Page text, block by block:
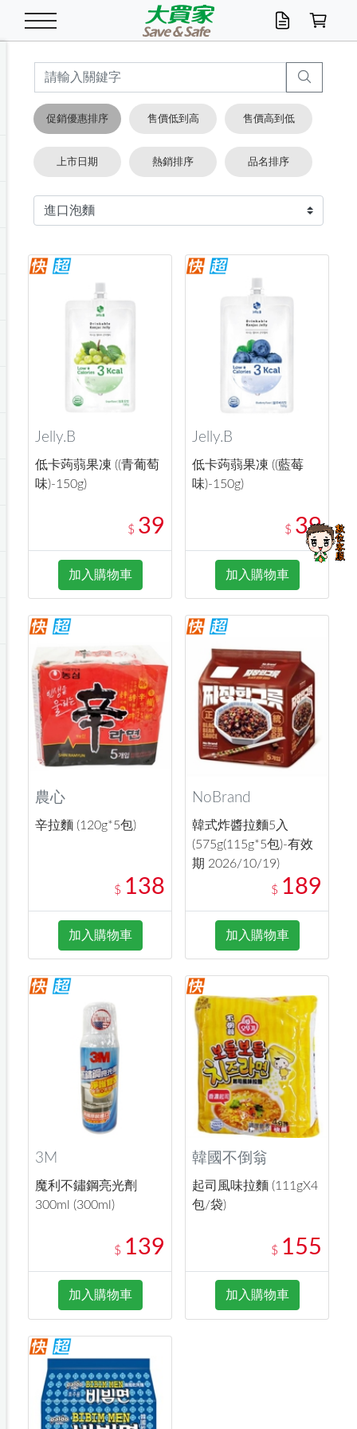
米/五穀/濃湯 米/糙米
五穀/南北貨
湯類/湯塊
油/調味料
食用油
醬油.油膏.蠔油
泡麵 / 麵條
包麵
碗麵/義大利麵
麵條/快煮麵/米粉
魚罐
醬菜/玉米罐
點心罐
休閒零嘴 初一十五拜拜懶
零嘴
堅果/海苔
美味餅乾
餅乾
糕餅/點心
糖果/巧克力
糖果/蜜餞/果凍
巧克力
茶飲料
果汁咖啡
碳酸/礦泉水
機能飲料
箱購飲料
養生保健/常備品 雞精/飲品
機能保健
▶保健品牌推薦
奶粉/穀麥片
奶粉
麥片/玉米片
沖調穀粉/隨手包
特色茶品
綠茶
紅茶
奶茶/花草茶
黑糖桂圓/蜂蜜醋
即溶咖啡
咖啡豆/粉/濾掛
可可/糖/奶精
沐浴乳香皂 沐浴乳
香皂/洗手乳
美髮造型
洗髮/護髮
造型髮品
口腔清潔
牙 刷
牙膏/漱口水
潔顏產品
卸妝/粉刺調理
開架/身體保養
臉部保養
面/眼膜
鍋具/飲水/廚房 鍋具/餐具
保鮮/微波
掃除用具/照明/五金
掃除/清潔用具
洗衣/曬衣用具
電池/延長線
修繕/五金/祭祀
傢飾/收納/衛浴
寢具/家具
收納用品
衛浴/毛巾
寵物食品
寵物清潔/百貨
衛生紙/濕巾 抽取衛生紙/濕巾
廚房紙巾/平版/
箱購免運區
衣物清潔
洗衣精
洗衣粉/皂
漂白水/柔軟精
居家清潔
廚房/餐具清潔
浴廁/水管清潔
居家清潔/除濕芳
衛生棉
成人/嬰兒紙尿褲
箱購免運區
嬰兒尿布
成人紙尿褲
廚房家電 料理鍋具
烤箱/微波/電磁爐
快煮壺/烘碗機
季節家電
除濕/清淨機
風扇/防蚊家電
生活家電
除塵家電
美容家電
電腦周邊
數位週邊
手機/平板周邊
文具/辦公用品 文具用品
辦公文具/收納
玩具/擺設小物
汽機車百貨
機車/腳踏車百貨
汽車百貨
休閒/運動
戶外/休閒用品
健身/按摩/瑜珈
測量/護具/其他
服飾內著
配件
男/女/機能包
冷凍免運 生鮮食品
調理食品
箱購免運
食品免運
清潔用品免運
居家/汽百用品
主題專區
季節活動
店長推薦
這夏不怕熱
促銷優惠排序 售價低到高 售價高到低
上市日期 熱銷排序 品名排序
Jelly.B
低卡蒟蒻果凍 ((青葡萄
味)-150g)
$ 39
加入購物車
Jelly.B
低卡蒟蒻果凍 ((藍莓
味)-150g)
$ 39
加入購物車
農心
辛拉麵 (120g*5包)
$ 138
加入購物車
NoBrand
韓式炸醬拉麵5入
(575g(115g*5包)-有效
期 2026/10/19)
$ 189
加入購物車
3M
魔利不鏽鋼亮光劑
300ml (300ml)
$ 139
加入購物車
韓國不倒翁
起司風味拉麵 (111gX4
包/袋)
$ 155
加入購物車